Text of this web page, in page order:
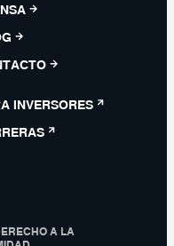
INVERSORES
A LA